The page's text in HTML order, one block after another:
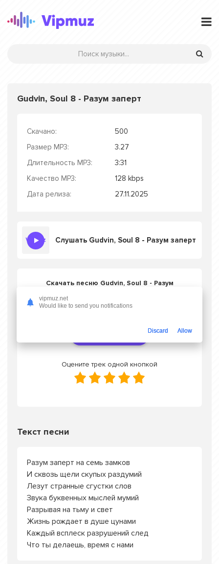
Gudvin, Soul 8 - Разум заперт
Скачано:
500
Размер MP3:
3.27
Длительность MP3:
3:31
Качество MP3:
128 kbps
Дата релиза:
27.11.2025
Слушать Gudvin, Soul 8 - Разум заперт
Скачать песню Gudvin, Soul 8 - Разум
бесплатно
Оцените трек одной кнопкой
Текст песни
Разум заперт на семь замков
И сквозь щели скупых раздумий
Лезут странные сгустки слов
Звука буквенных мыслей мумий
Разрывая на тьму и свет
Жизнь рождает в душе цунами
Каждый всплеск разрушений след
Что ты делаешь, время с нами
vipmuz.net
Would like to send you notifications
Discard Allow